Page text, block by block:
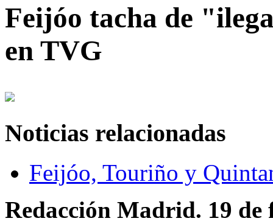
Feijóo tacha de
en TVG
Noticias relacionadas
Feijóo, Touriño y
Redacción Madrid. 19 de